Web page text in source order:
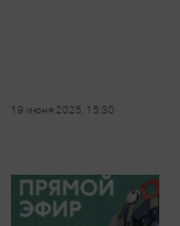
19 июня 2025, 15:30